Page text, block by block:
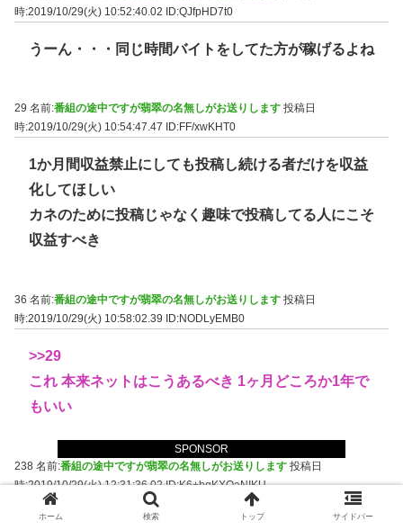
SPONSOR
時:2019/10/29(火) 10:52:40.02 ID:QJfpHD7t0
うーん・・・同じ時間バイトをしてた方が稼げるよね
29 名前:番組の途中ですが翡翠の名無しがお送りします 投稿日
時:2019/10/29(火) 10:54:47.47
ID:FF/xwKHT0
1か月間収益禁止にしても投稿し続ける者だけを収益
化してほしい
カネのために投稿じゃなく趣味で投稿してる人にこそ
収益すべき
36 名前:番組の途中ですが翡翠の名無しがお送りします 投稿日
時:2019/10/29(火) 10:58:02.39
ID:NODLyEMB0
>>29
これ 本来ネットはこうあるべき 1ヶ月どころか1年で
もいい
238 名前:番組の途中ですが翡翠の名無しがお送りします 投稿日
時:2019/10/29(火) 12:31:36.02ID:K6+bqKXOaNIKU
>>29
ホーム 検索 トップ サイドバー